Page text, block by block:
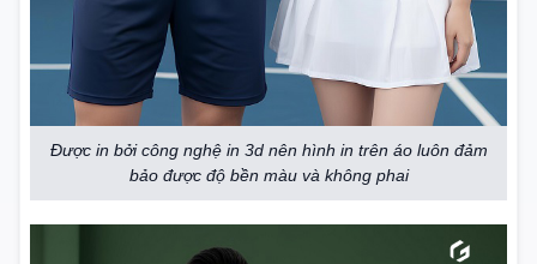
Được in bởi công nghệ in 3d nên hình in trên áo luôn đảm
bảo được độ bền màu và không phai